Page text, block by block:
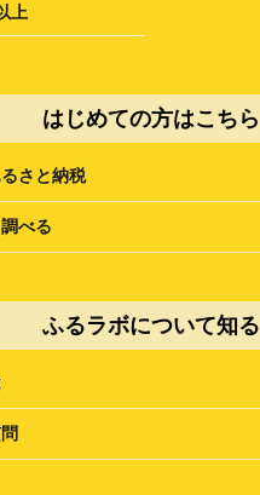
上
はじめての方はこちら
さと納税
べる
ふるラボについて知る